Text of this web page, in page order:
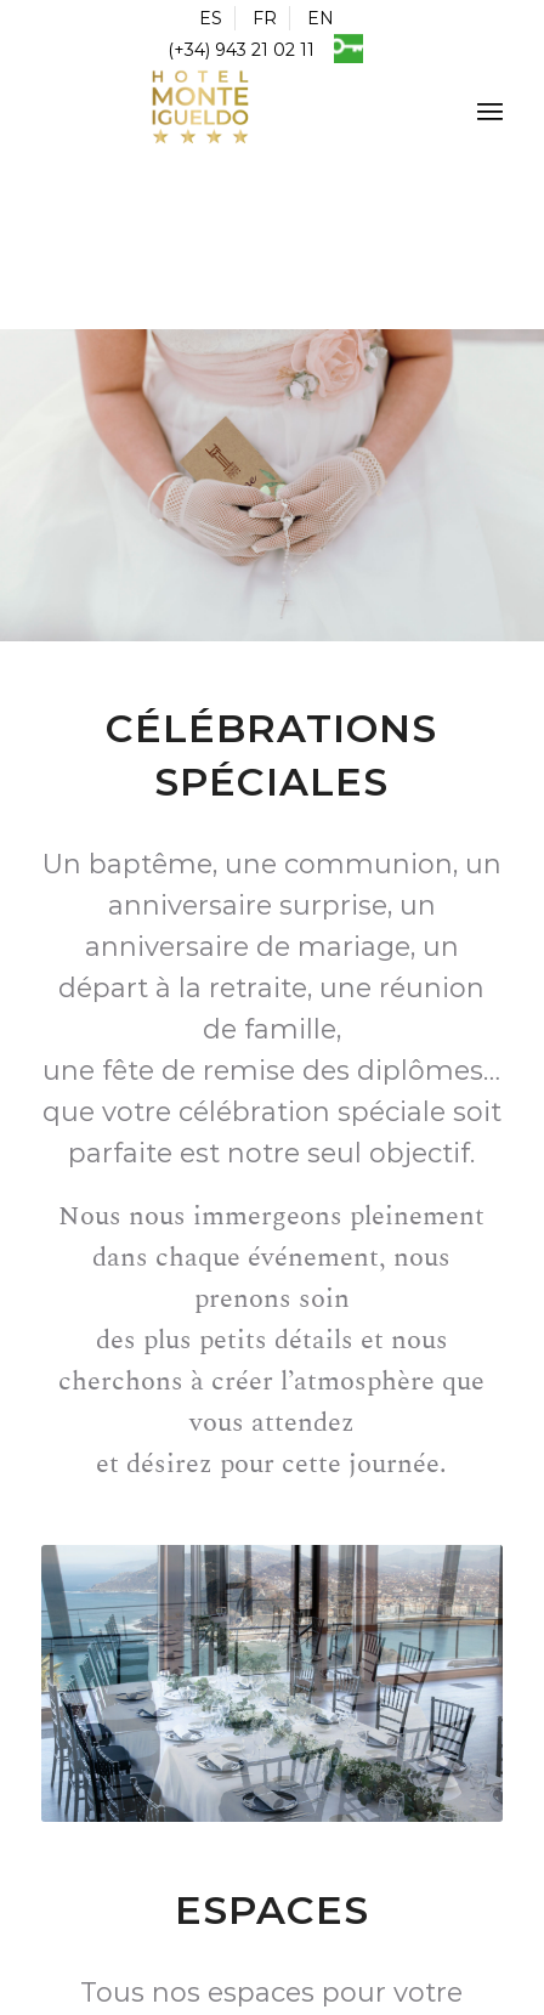
ES FR
EN
(+34) 943 21 02 11
CÉLÉBRATIONS
SPÉCIALES
Un baptême, une communion, un
anniversaire surprise, un
anniversaire de mariage, un
départ à la retraite, une réunion
de famille,
une fête de remise des diplômes…
que votre célébration spéciale soit
parfaite est notre seul objectif.
Nous nous immergeons pleinement
dans chaque événement, nous
prenons soin
des plus petits détails et nous
cherchons à créer l’atmosphère que
vous attendez
et désirez pour cette journée.
ESPACES
Tous nos espaces pour votre